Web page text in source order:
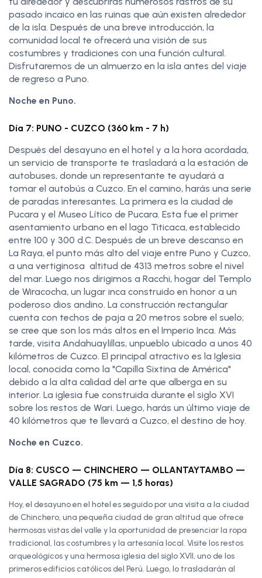
pasado incaico en las ruinas que aún existen alrededor
de la isla. Después de una breve introducción, la
comunidad local te ofrecerá una visión de sus
costumbres y tradiciones con una función cultural.
Disfrutaremos de un almuerzo en la isla antes del viaje
de regreso a Puno.
Noche en Puno.
Día 7: PUNO - CUZCO (360 km - 7 h)
Después del desayuno en el hotel y a la hora acordada,
un servicio de transporte te trasladará a la estación de
autobuses, donde un representante te ayudará a
tomar el autobús a Cuzco. En el camino, harás una serie
de paradas interesantes. La primera es la ciudad de
Pucara y el Museo Lítico de Pucara. Esta fue el primer
asentamiento urbano en el lago Titicaca, establecido
entre 100 y 300 d.C. Después de un breve descanso en
La Raya, el punto más alto del viaje entre Puno y Cuzco,
a una vertiginosa altitud de 4313 metros sobre el nivel
del mar. Luego nos dirigimos a Racchi, hogar del Templo
de Wiracocha, un lugar inca construido en honor a un
poderoso dios andino. La construcción rectangular
cuenta con techos de paja a 20 metros sobre el suelo;
se cree que son los más altos en el Imperio Inca. Más
tarde, visita Andahuaylillas, unpueblo ubicado a unos 40
kilómetros de Cuzco. El principal atractivo es la Iglesia
local, conocida como la "Capilla Sixtina de América"
debido a la alta calidad del arte que alberga en su
interior. La iglesia fue construida durante el siglo XVI
sobre los restos de Wari. Luego, harás un último viaje de
40 kilómetros que te llevará a Cuzco, el destino de hoy.
Noche en Cuzco.
Día 8: CUSCO — CHINCHERO — OLLANTAYTAMBO —
VALLE SAGRADO (75 km — 1,5 horas)
Hoy, el desayuno en el hotel es seguido por una visita a la ciudad
de Chinchero, una pequeña ciudad de gran altitud que ofrece
hermosas vistas del valle y la oportunidad de presenciar la ropa
tradicional, las costumbres y la artesanía local. Visite los restos
arqueológicos y una hermosa iglesia del siglo XVII, uno de los
primeros edificios católicos del Perú. Luego, lo trasladarán al